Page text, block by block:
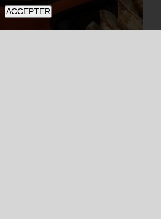
ACCEPTER